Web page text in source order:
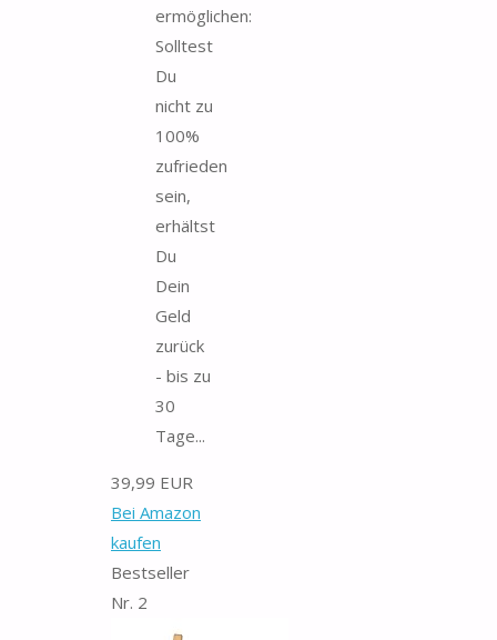
ermöglichen:
Solltest
Du
nicht zu
100%
zufrieden
sein,
erhältst
Du
Dein
Geld
zurück
- bis zu
30
Tage...
39,99 EUR
Bei Amazon
kaufen
Bestseller
Nr. 2